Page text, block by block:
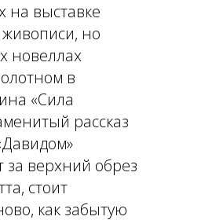
на выставке
но
новеллах
в
«Сила
рассказ
верхний обрез
стоит
как забытую